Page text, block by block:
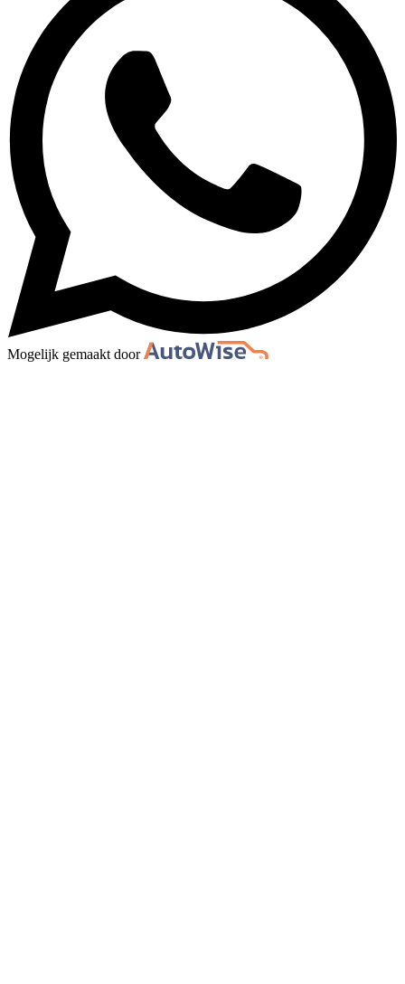
Mogelijk gemaakt door